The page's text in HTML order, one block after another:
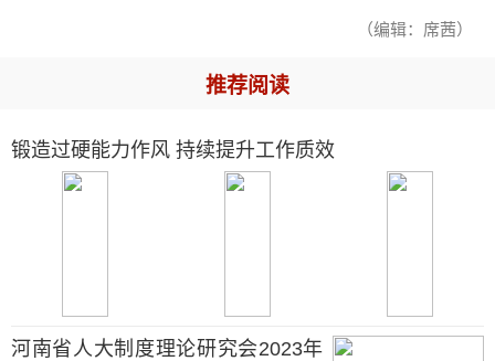
（编辑：席茜）
推荐阅读
锻造过硬能力作风 持续提升工作质效
河南省人大制度理论研究会2023年